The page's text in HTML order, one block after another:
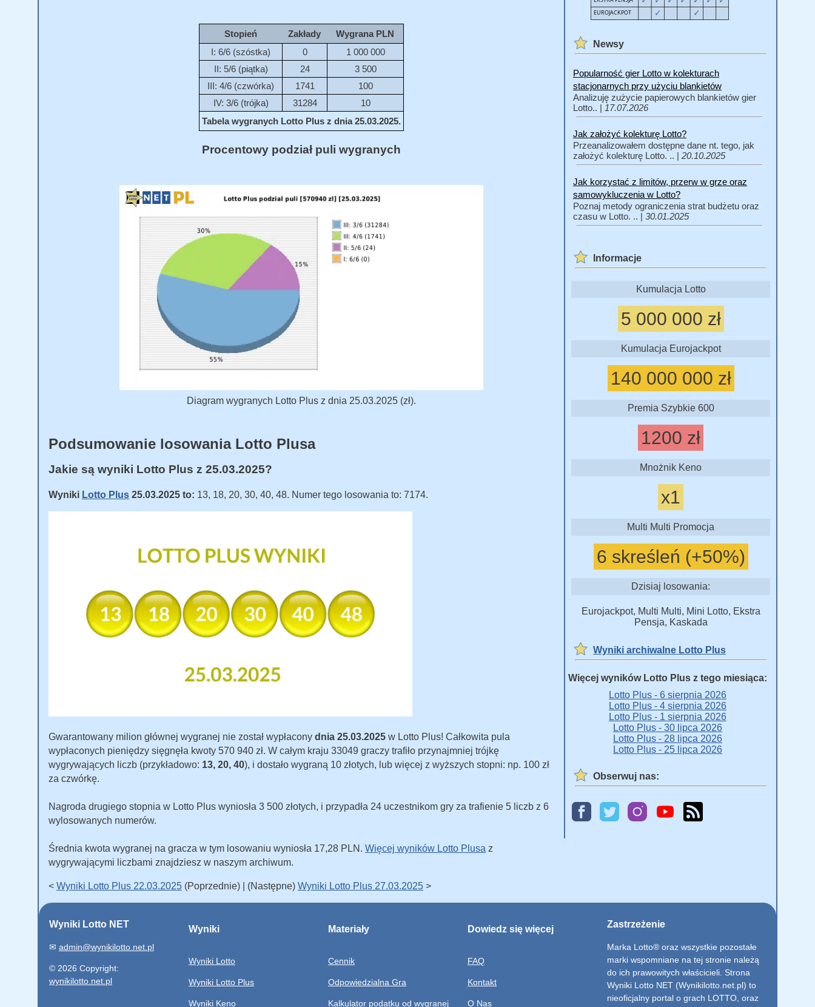
Stopień Zakłady
Wygrana PLN
I: 6/6 (szóstka)
0
1 000 000
II: 5/6 (piątka)
24
3 500
III: 4/6 (czwórka)
1741
100
IV: 3/6 (trójka)
31284
10
Tabela wygranych Lotto Plus z dnia 25.03.2025.
Procentowy podział puli wygranych
Diagram wygranych Lotto Plus z dnia 25.03.2025 (zł).
Podsumowanie losowania Lotto Plusa
Jakie są wyniki Lotto Plus z 25.03.2025?
Wyniki Lotto Plus 25.03.2025 to: 13, 18, 20, 30, 40, 48. Numer tego losowania to: 7174.
Gwarantowany milion głównej wygranej nie został wypłacony dnia 25.03.2025 w Lotto Plus! Całkowita pula
wypłaconych pieniędzy sięgnęła kwoty 570 940 zł. W całym kraju 33049 graczy trafiło przynajmniej trójkę
wygrywających liczb (przykładowo: 13, 20, 40), i dostało wygraną 10 złotych, lub więcej z wyższych stopni: np. 100 zł
za czwórkę.
Nagroda drugiego stopnia w Lotto Plus wyniosła 3 500 złotych, i przypadła 24 uczestnikom gry za trafienie 5 liczb z 6
wylosowanych numerów.
Średnia kwota wygranej na gracza w tym losowaniu wyniosła 17,28 PLN. Więcej wyników Lotto Plusa z
wygrywającymi liczbami znajdziesz w naszym archiwum.
< Wyniki Lotto Plus 22.03.2025 (Poprzednie) | (Następne) Wyniki Lotto Plus 27.03.2025 >
Newsy
Popularność gier Lotto w kolekturach
stacjonarnych przy użyciu blankietów
Analizuję zużycie papierowych blankietów gier
Lotto.. | 17.07.2026
Jak założyć kolekturę Lotto?
Przeanalizowałem dostępne dane nt. tego, jak
założyć kolekturę Lotto. .. | 20.10.2025
Jak korzystać z limitów, przerw w grze oraz
samowykluczenia w Lotto?
Poznaj metody ograniczenia strat budżetu oraz
czasu w Lotto. .. | 30.01.2025
Informacje
Kumulacja Lotto
5 000 000 zł
Kumulacja Eurojackpot
140 000 000 zł
Premia Szybkie 600
1200 zł
Mnożnik Keno
x1
Multi Multi Promocja
6 skreśleń (+50%)
Dzisiaj losowania:
Eurojackpot, Multi Multi, Mini Lotto, Ekstra
Pensja, Kaskada
Wyniki archiwalne Lotto Plus
Więcej wyników Lotto Plus z tego miesiąca:
Lotto Plus - 6 sierpnia 2026
Lotto Plus - 4 sierpnia 2026
Lotto Plus - 1 sierpnia 2026
Lotto Plus - 30 lipca 2026
Lotto Plus - 28 lipca 2026
Lotto Plus - 25 lipca 2026
Obserwuj nas:
Wyniki Lotto NET
✉ admin@wynikilotto.net.pl
© 2026 Copyright:
wynikilotto.net.pl
Wyniki
Wyniki Lotto
Wyniki Lotto Plus
Wyniki Keno
Materiały
Cennik
Odpowiedzialna Gra
Kalkulator podatku od wygranej
Dowiedz się więcej
FAQ
Kontakt
O Nas
Zastrzeżenie
Marka Lotto® oraz wszystkie pozostałe
marki wspomniane na tej stronie należą
do ich prawowitych właścicieli. Strona
Wyniki Lotto NET (Wynikilotto.net.pl) to
nieoficjalny portal o grach LOTTO, oraz